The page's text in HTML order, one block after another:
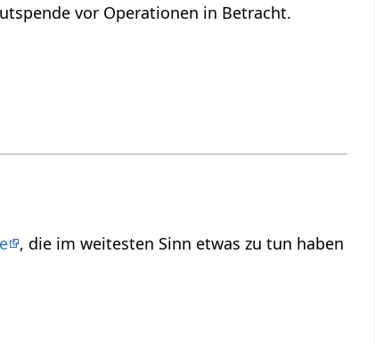
vor Operationen in Betracht.
, die im weitesten Sinn etwas zu tun haben